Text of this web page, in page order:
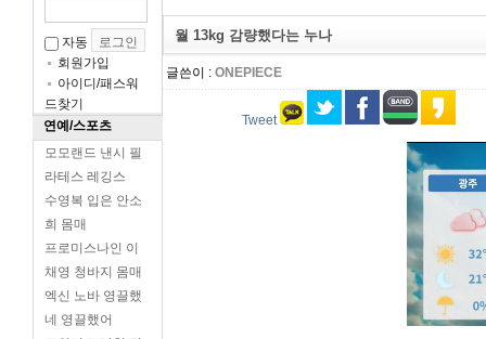
자동
회원가입
아이디/패스워
드찾기
연예/스포츠
모모랜드 낸시 필
라테스 레깅스
수영복 입은 안소
희 몸매
프로미스나인 이
채영 청바지 몸매
엑신 노바 영끌했
네 영끌했어
월 13kg 감량했다는 누나
글쓴이 : ONEPIECE
Tweet